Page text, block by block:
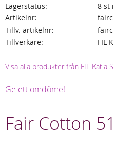
Lagerstatus
8 st
Artikelnr
Tillv. artikelnr
Tillverkare
FIL
Visa alla produkter från FIL Katia
Ge ett omdöme!
Fair Cotton